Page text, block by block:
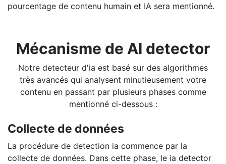
pourcentage de contenu humain et IA sera mentionné.
Mécanisme de AI detector
Notre detecteur d'ia est basé sur des algorithmes
très avancés qui analysent minutieusement votre
contenu en passant par plusieurs phases comme
mentionné ci-dessous :
Collecte de données
La procédure de detection ia commence par la
collecte de données. Dans cette phase, le ia detector